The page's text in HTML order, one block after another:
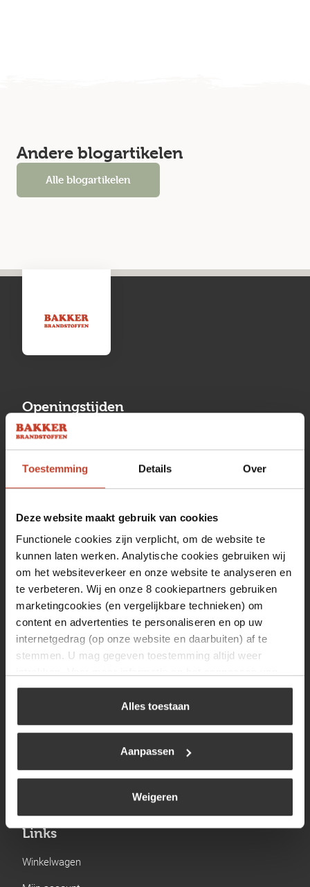
Toestemming Details Over
Deze website maakt gebruik van cookies
Functionele cookies zijn verplicht, om de website te
kunnen laten werken. Analytische cookies gebruiken wij
om het websiteverkeer en onze website te analyseren en
te verbeteren. Wij en onze 8 cookiepartners gebruiken
marketingcookies (en vergelijkbare technieken) om
content en advertenties te personaliseren en op uw
internetgedrag (op onze website en daarbuiten) af te
stemmen. U mag gegeven toestemming altijd weer
uw keuze op onze website verwijzen wij u naar ons
Alles toestaan
Aanpassen
Weigeren
Andere blogartikelen
Alle blogartikelen
Openingstijden
Maandag
13:00 tot 17:00
Dinsdag
08:00 tot 17:00
08:00 tot 17:00
Vrijdag
08:00 tot 17:00
Zaterdag
09:30 tot 12:00
Zondag
Gesloten
Navigatie
BBQ
Kamperen
Gastechniek
Links
Winkelwagen